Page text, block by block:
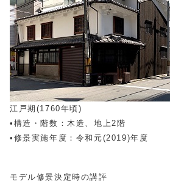
江戸期(1760年頃)
•構造・階数：木造、地上2階
•修景実施年度：令和元(2019)年度
モデル修景決定時の講評